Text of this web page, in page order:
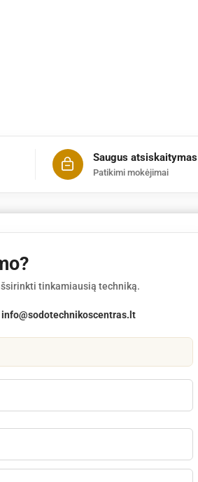
Saugus atsiskaitymas
Patikimi mokėjimai
tinkamiausią techniką.
info@sodotechnikoscentras.lt